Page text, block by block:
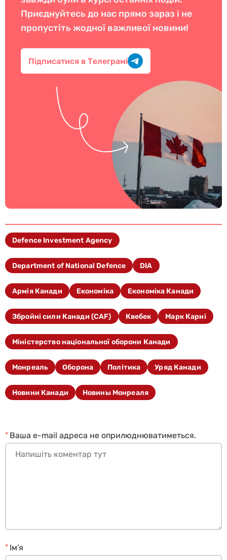
Приєднуйтесь до нас прямо зараз і не
пропустіть жодної важливої новини!
Підписатися в Телеграмі
Defence Investment Agency
Department of National Defence DIA
Армія Канади Економіка Економіка Канади
Збройні сили Канади (CAF) Квебек Марк Карні
Міністерство національної оборони Канади
Монреаль Оборона Політика Уряд Канади
Новини Канади Новины Монреаля
Ваша e-mail адреса не оприлюднюватиметься.
*
Ім'я
*